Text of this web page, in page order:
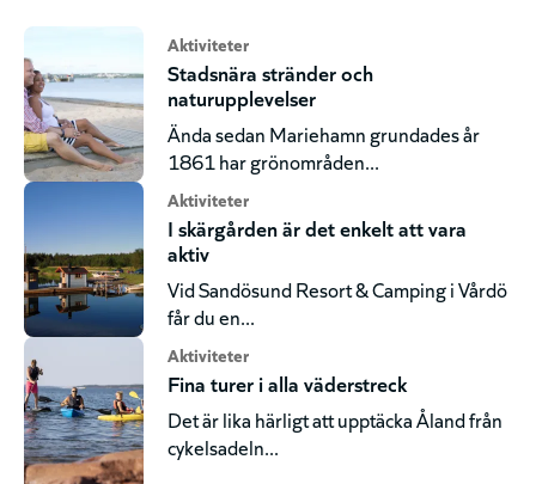
Aktiviteter
Stadsnära stränder och
naturupplevelser
Ända sedan Mariehamn grundades år
1861 har grönområden...
Aktiviteter
I skärgården är det enkelt att vara
aktiv
Vid Sandösund Resort & Camping i Vårdö
får du en...
Aktiviteter
Fina turer i alla väderstreck
Det är lika härligt att upptäcka Åland från
cykelsadeln...